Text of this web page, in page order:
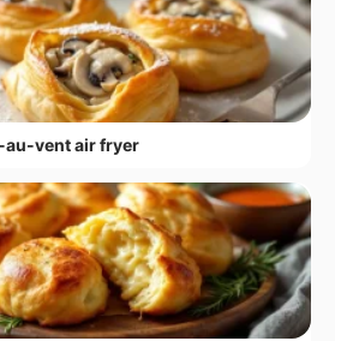
au-vent air fryer